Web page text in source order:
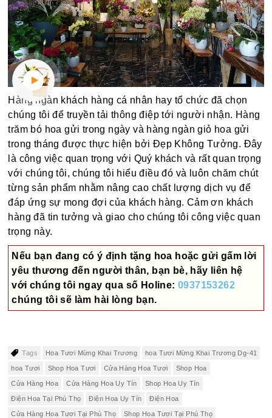
Hàng ngàn khách hàng cá nhân hay tổ chức đã chọn
chúng tôi để truyền tải thông điệp tới người nhận. Hàng
trăm bó hoa gửi trong ngày và hàng ngàn giỏ hoa gửi
trong tháng được thực hiện bởi Đẹp Không Tưởng. Đây
là công việc quan trọng với Quý khách và rất quan trọng
với chúng tôi, chúng tôi hiểu điều đó và luôn chăm chút
từng sản phẩm nhằm nâng cao chất lượng dịch vụ để
đáp ứng sự mong đợi của khách hàng. Cảm ơn khách
hàng đã tin tưởng và giao cho chúng tôi công việc quan
trọng này.
Nếu bạn đang có ý định tặng hoa hoặc gửi gấm lời
yêu thương đến người thân, bạn bè, hãy liên hệ
với chúng tôi ngay qua số Holine:0937153262
chúng tôi sẽ làm hài lòng bạn.
Tags Hoa Tươi Mừng Khai Trương hoa Tươi Mừng Khai Trương Dg-41
hoa Tươi Shop Hoa Tươi Cửa Hàng Hoa Tươi Shop Hoa
Cửa Hàng Hoa Cửa Hàng Hoa Uy Tín Shop Hoa Uy Tín
Điện Hoa Tại Phú Thọ Điện Hoa Uy Tín Điện Hoa
Cửa Hàng Hoa Tươi Tại Phú Thọ Shop Hoa Tươi Tại Phú Thọ